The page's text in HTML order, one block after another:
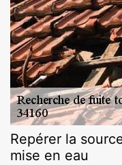
Repérer la
mise en eau